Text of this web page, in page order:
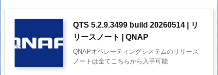
QTS 5.2.9.3499 build 20260514 | リ
リースノート | QNAP
QNAPオペレーティングシステムのリリース
ノートは全てこちらから入手可能